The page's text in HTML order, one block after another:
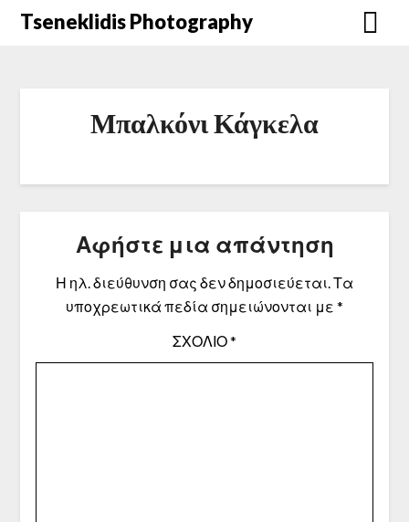
Μετάβαση
Tseneklidis Photography
Μπαλκόνι Κάγκελα
Αφήστε μια απάντηση
Η ηλ. διεύθυνση σας δεν δημοσιεύεται.Τα
υποχρεωτικά πεδία σημειώνονται με *
ΣΧΌΛΙΟ*